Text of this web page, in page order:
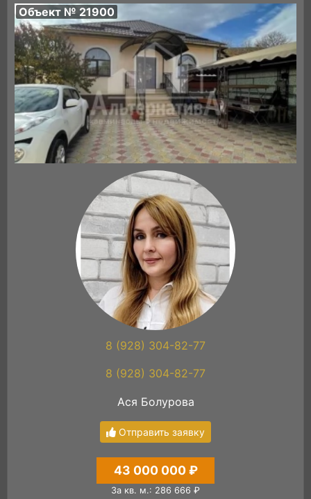
Объект № 21900
8 (928) 304-82-77
8 (928) 304-82-77
Ася Болурова
Отправить заявку
43 000 000 ₽
За кв. м.: 286 666 ₽